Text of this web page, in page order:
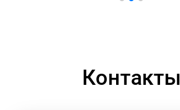
Контакты